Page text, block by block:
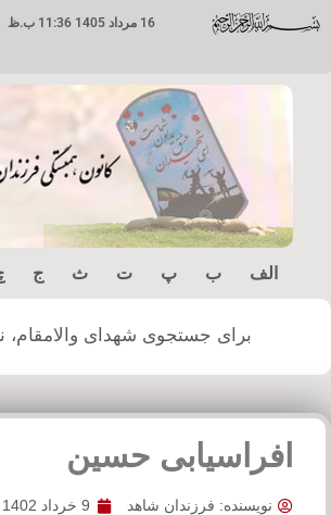
16 مرداد 1405 11:36 ب.ظ
الف ب پ ت ث ج
برای جستجوی شهدای والامقام،
افراسیابی حسین
نویسنده: فرزندان شاهد 9 خرداد 1402